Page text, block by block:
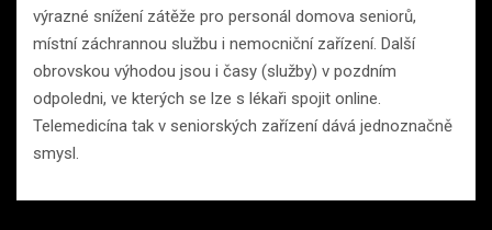
výrazné snížení zátěže pro personál domova seniorů,
místní záchrannou službu i nemocniční zařízení. Další
obrovskou výhodou jsou i časy (služby) v pozdním
odpoledni, ve kterých se lze s lékaři spojit online.
Telemedicína tak v seniorských zařízení dává jednoznačně
smysl.